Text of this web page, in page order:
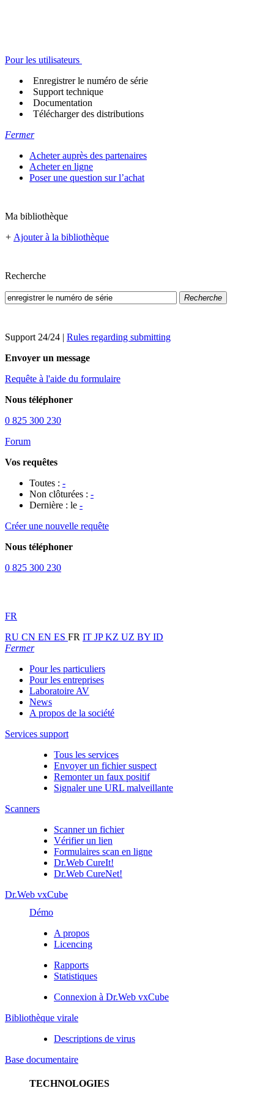
Pour les utilisateurs
Enregistrer le numéro de série
Support technique
Documentation
Télécharger des distributions
Fermer
Acheter auprès des partenaires
Acheter en ligne
Poser une question sur l’achat
Ma bibliothèque
+ Ajouter à la bibliothèque
Recherche
Recherche
Support 24/24 | Rules regarding submitting
Envoyer un message
Requête à l'aide du formulaire
Nous téléphoner
0 825 300 230
Forum
Vos requêtes
Toutes : -
Non clôturées : -
Dernière : le -
Créer une nouvelle requête
Nous téléphoner
0 825 300 230
FR
RU CN EN ES FR IT JPKZ UZ BY ID
Fermer
Pour les particuliers
Pour les entreprises
Laboratoire AV
News
A propos de la société
Services support
Tous les services
Envoyer un fichier suspect
Remonter un faux positif
Signaler une URL malveillante
Scanners
Scanner un fichier
Vérifier un lien
Formulaires scan en ligne
Dr.Web CureIt!
Dr.Web CureNet!
Dr.Web vxCube
Démo
A propos
Licencing
Rapports
Statistiques
Connexion à Dr.Web vxCube
Bibliothèque virale
Descriptions de virus
Base documentaire
TECHNOLOGIES